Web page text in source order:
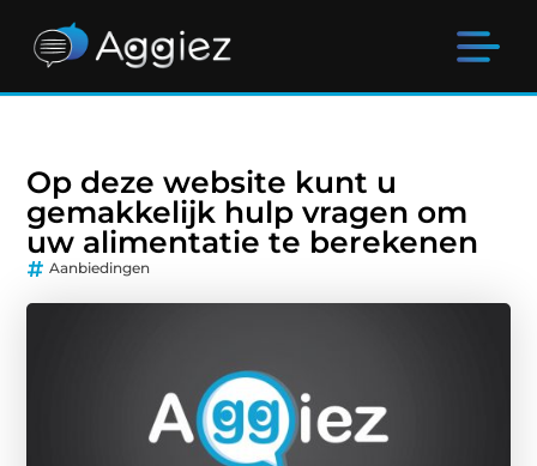
Op deze website kunt u
gemakkelijk hulp vragen om
uw alimentatie te berekenen
Aanbiedingen